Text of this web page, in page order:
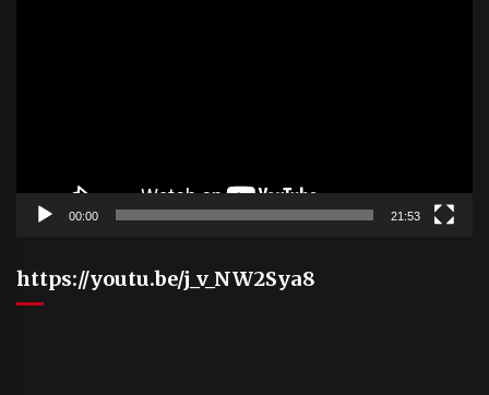
00:00 21:53
https://youtu.be/j_v_NW2Sya8